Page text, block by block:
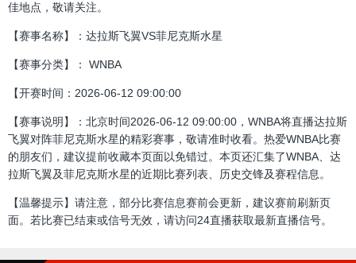
佳地点，敬请关注。
【赛事名称】：达拉斯飞翼VS菲尼克斯水星
【赛事分类】： WNBA
【开赛时间：2026-06-12 09:00:00
【赛事说明】：北京时间2026-06-12 09:00:00，WNBA将直播达拉斯
飞翼对阵菲尼克斯水星的精彩赛事，敬请准时收看。热爱WNBA比赛
的朋友们，建议提前收藏本页面以免错过。本页还汇集了WNBA、达
拉斯飞翼及菲尼克斯水星的近期比赛列表、历史交锋及赛程信息。
【温馨提示】请注意，部分比赛信息赛前会更新，建议赛前刷新页
面。若比赛已结束或信号无效，请访问24直播获取最新直播信号。